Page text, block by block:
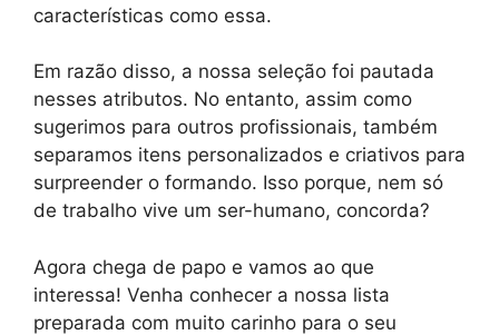
características como essa.
Em razão disso, a nossa seleção foi pautada
nesses atributos. No entanto, assim como
sugerimos para outros profissionais, também
separamos itens personalizados e criativos para
surpreender o formando. Isso porque, nem só
de trabalho vive um ser-humano, concorda?
Agora chega de papo e vamos ao que
interessa! Venha conhecer a nossa lista
preparada com muito carinho para o seu